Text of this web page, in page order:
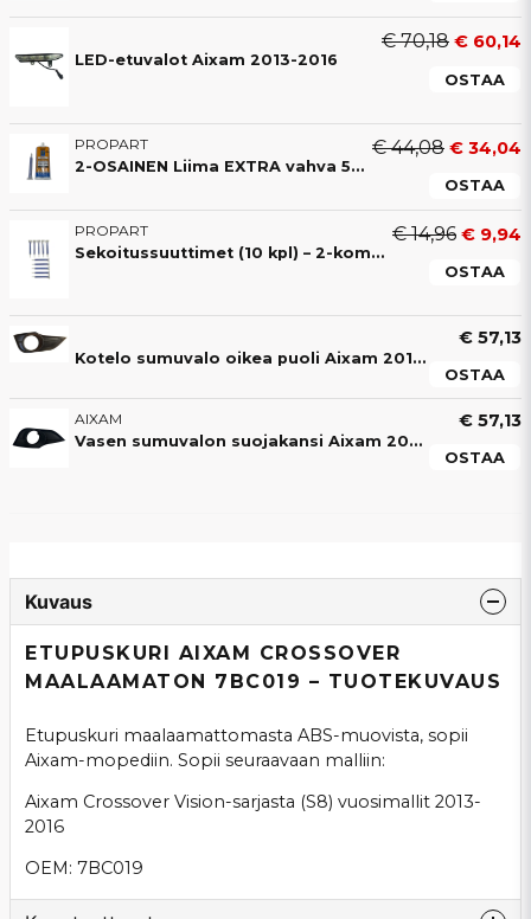
LED-etuvalot Aixam 2013-2016
€ 70,18 € 60,14
OSTAA
PROPART
2-OSAINEN Liima EXTRA vahva 50ML liima (4-8 min)
€ 44,08 € 34,04
OSTAA
PROPART
Sekoitussuuttimet (10 kpl) – 2-komponenttiliimalle
€ 14,96 € 9,94
OSTAA
Kotelo sumuvalo oikea puoli Aixam 2013-2016
€ 57,13
OSTAA
AIXAM
Vasen sumuvalon suojakansi Aixam 2013-2016
€ 57,13
OSTAA
Kuvaus
ETUPUSKURI AIXAM CROSSOVER
MAALAAMATON 7BC019 – TUOTEKUVAUS
Etupuskuri maalaamattomasta ABS-muovista, sopii
Aixam-mopediin. Sopii seuraavaan malliin:
Aixam Crossover Vision-sarjasta (S8) vuosimallit 2013-
2016
OEM: 7BC019